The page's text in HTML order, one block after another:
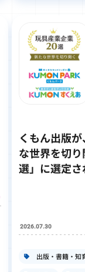
くもん出版
な世界を切
選」に選定
2026.07.30
出版・書籍・知